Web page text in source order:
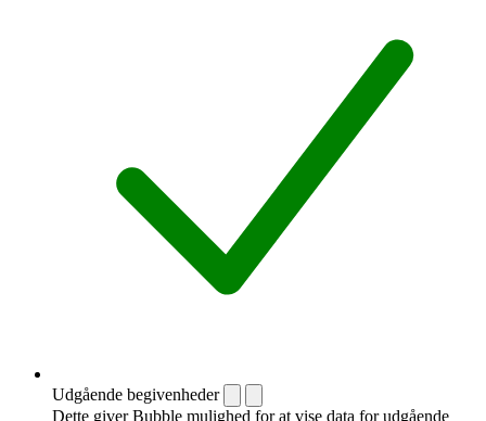
Udgående begivenheder
Dette giver Bubble mulighed for at vise data for udgående